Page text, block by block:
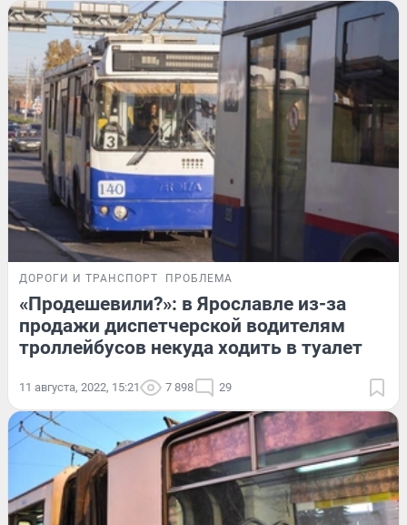
ДОРОГИ И ТРАНСПОРТ ПРОБЛЕМА
«Продешевили?»: в Ярославле из-за
продажи диспетчерской водителям
троллейбусов некуда ходить в туалет
11 августа, 2022, 15:21 7 898 29